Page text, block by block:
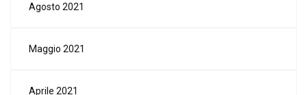
Agosto 2021
Maggio 2021
Aprile 2021